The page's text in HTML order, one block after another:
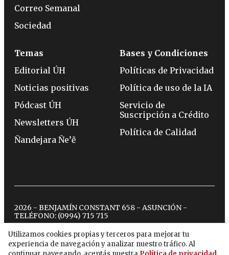
Utilizamos cookies propias y terceros para mejorar tu
experiencia de navegación y analizar nuestro tráfico. Al
Correo Semanal
Sociedad
Temas
Editorial ÚH
Noticias positivas
Pódcast ÚH
Newsletters ÚH
Ñandejara Ñe’ẽ
Bases y Condiciones
Políticas de Privacidad
Política de uso de la IA
Servicio de
Suscripción a Crédito
Política de Calidad
2026 - BENJAMÍN CONSTANT 658 - ASUNCIÓN -
TELÉFONO: (0994) 715 715
twitterinstagram
facebook
tiktokyoutubespotify